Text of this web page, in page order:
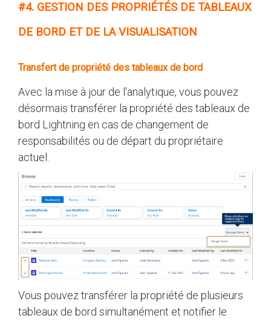
#4. GESTION DES PROPRIÉTÉS DE TABLEAUX
DE BORD ET DE LA VISUALISATION
Transfert de propriété des tableaux de bord
Avec la mise à jour de l'analytique, vous pouvez
désormais transférer la propriété des tableaux de
bord Lightning en cas de changement de
responsabilités ou de départ du propriétaire
actuel.
Vous pouvez transférer la propriété de plusieurs
tableaux de bord simultanément et notifier le